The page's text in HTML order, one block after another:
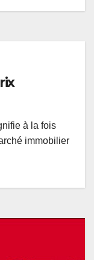
à la fois
immobilier